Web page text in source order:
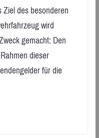
des besonderen
wird
gemacht: Den
dieser
für die